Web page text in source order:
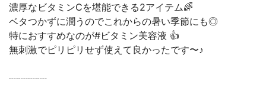
濃厚なビタミンCを堪能できる2アイテム🌈
ベタつかずに潤うのでこれからの暑い季節にも◎
特におすすめなのが#ビタミン美容液 👍
無刺激でピリピリせず使えて良かったです〜♪
┈┈┈┈